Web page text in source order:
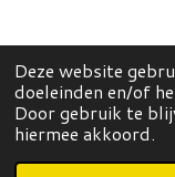
Deze website
doeleinden en/of
Door gebruik te
hiermee akkoord.